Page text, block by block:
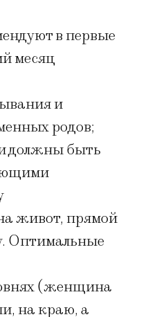
в первые
месяц
и
родов;
должны быть
живот, прямой
Оптимальные
(женщина
на краю, а